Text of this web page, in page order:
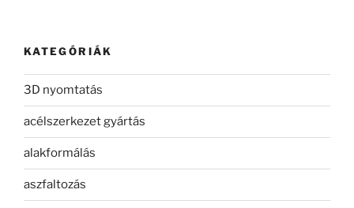
KATEGÓRIÁK
3D nyomtatás
acélszerkezet gyártás
alakformálás
aszfaltozás